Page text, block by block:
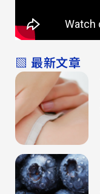
▧ 最新文章